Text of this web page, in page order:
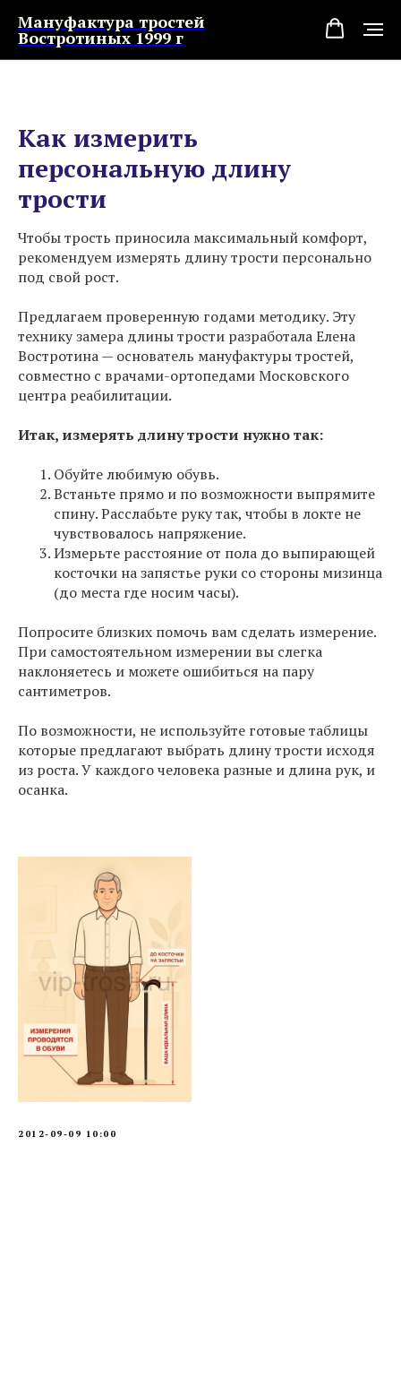
Мануфактура тростей
Востротиных 1999 г
Как измерить
персональную длину
трости
Чтобы трость приносила максимальный комфорт,
рекомендуем измерять длину трости персонально
под свой рост.
Предлагаем проверенную годами методику. Эту
технику замера длины трости разработала Елена
Востротина — основатель мануфактуры тростей,
совместно с врачами-ортопедами Московского
центра реабилитации.
Итак, измерять длину трости нужно так:
Обуйте любимую обувь.
Встаньте прямо и по возможности выпрямите
спину. Расслабьте руку так, чтобы в локте не
чувствовалось напряжение.
Измерьте расстояние от пола до выпирающей
косточки на запястье руки со стороны мизинца
(до места где носим часы).
Попросите близких помочь вам сделать измерение.
При самостоятельном измерении вы слегка
наклоняетесь и можете ошибиться на пару
сантиметров.
По возможности, не используйте готовые таблицы
которые предлагают выбрать длину трости исходя
из роста. У каждого человека разные и длина рук, и
осанка.
2012-09-09 10:00